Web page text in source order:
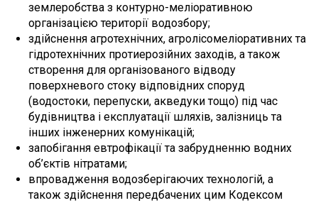
землеробства з контурно-меліоративною
організацією території водозбору;
здійснення агротехнічних, агролісомеліоративних та
гідротехнічних протиерозійних заходів, а також
створення для організованого відводу
поверхневого стоку відповідних споруд
(водостоки, перепуски, акведуки тощо) під час
будівництва і експлуатації шляхів, залізниць та
інших інженерних комунікацій;
запобігання евтрофікації та забрудненню водних
об’єктів нітратами;
впровадження водозберігаючих технологій, а
також здійснення передбачених цим Кодексом